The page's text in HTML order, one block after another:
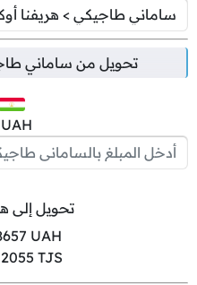
تحويل من ساماني
تحويل إلى
UAH
TJS